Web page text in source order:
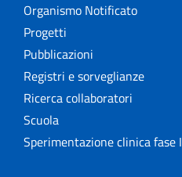
Organismo Notificato
Progetti
Pubblicazioni
Registri e sorveglianze
Ricerca collaboratori
Scuola
Sperimentazione clinica fase I